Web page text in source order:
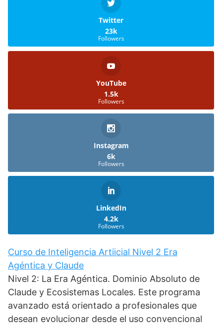
Twitter
23k
Followers
YouTube
1.5k
Followers
Instagram
6k
Followers
LinkedIn
4.2k
Followers
Curso de Inteligencia Artiicial Nivel 2 Era
Agéntica y Claude
Nivel 2: La Era Agéntica. Dominio Absoluto de
Claude y Ecosistemas Locales. Este programa
avanzado está orientado a profesionales que
desean evolucionar desde el uso convencional